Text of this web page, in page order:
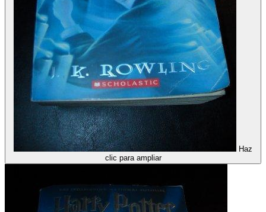
Haz
clic para ampliar